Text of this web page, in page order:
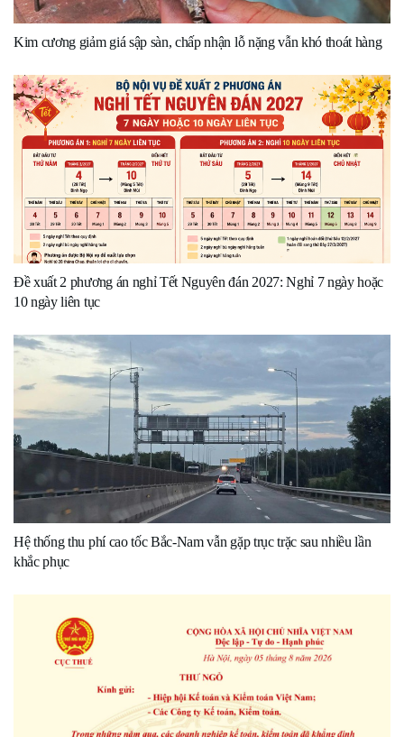
Kim cương giảm giá sập sàn, chấp nhận lỗ nặng vẫn khó thoát hàng
Đề xuất 2 phương án nghỉ Tết Nguyên đán 2027: Nghỉ 7 ngày hoặc
10 ngày liên tục
Hệ thống thu phí cao tốc Bắc-Nam vẫn gặp trục trặc sau nhiều lần
khắc phục